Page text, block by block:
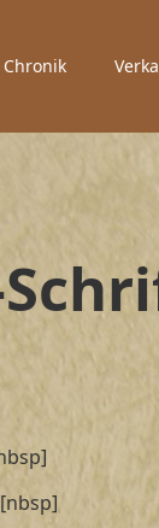
Chronik